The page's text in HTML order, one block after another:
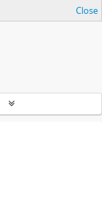
Close